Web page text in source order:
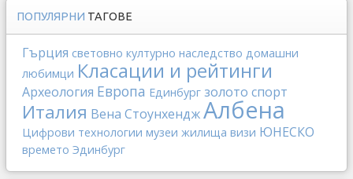
ПОПУЛЯРНИ ТАГОВЕ
Гърция световно културно наследство домашни
любимци Класации и рейтинги
Археология Европа Единбург золото спорт
Италия Вена СтоунхенджАлбена
Цифрови технологии музеи жилища визи ЮНЕСКО
времето Эдинбург